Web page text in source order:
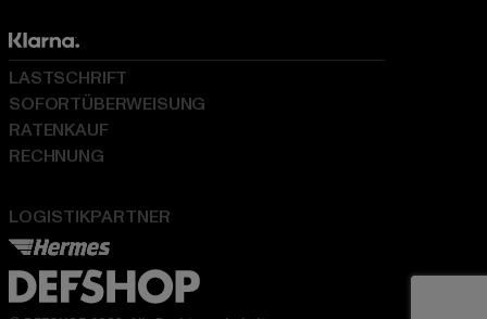
LOGISTIKPARTNER
LASTSCHRIFT
SOFORTÜBERWEISUNG
RATENKAUF
RECHNUNG